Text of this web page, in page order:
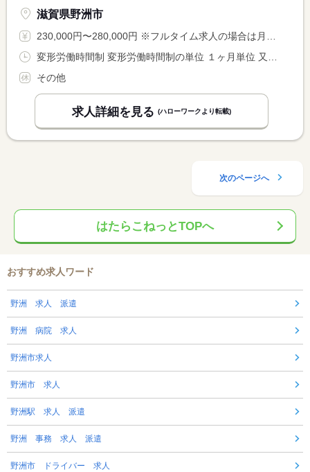
滋賀県野洲市
230,000円〜280,000円 ※フルタイム求人の場合は月額（換算額）、パート求人の場合は時間額を表示しています。
変形労働時間制 変形労働時間制の単位 １ヶ月単位 又は 8時00分〜22時00分の時間の間の8時間 就業時間に関する特記事項 ＊シフト制
その他
求人詳細を見る (ハローワークより転載)
次のページへ
はたらこねっとTOPへ
おすすめ求人ワード
野洲 求人 派遣
野洲 病院 求人
野洲市求人
野洲市 求人
野洲駅 求人 派遣
野洲 事務 求人 派遣
野洲市 ドライバー 求人